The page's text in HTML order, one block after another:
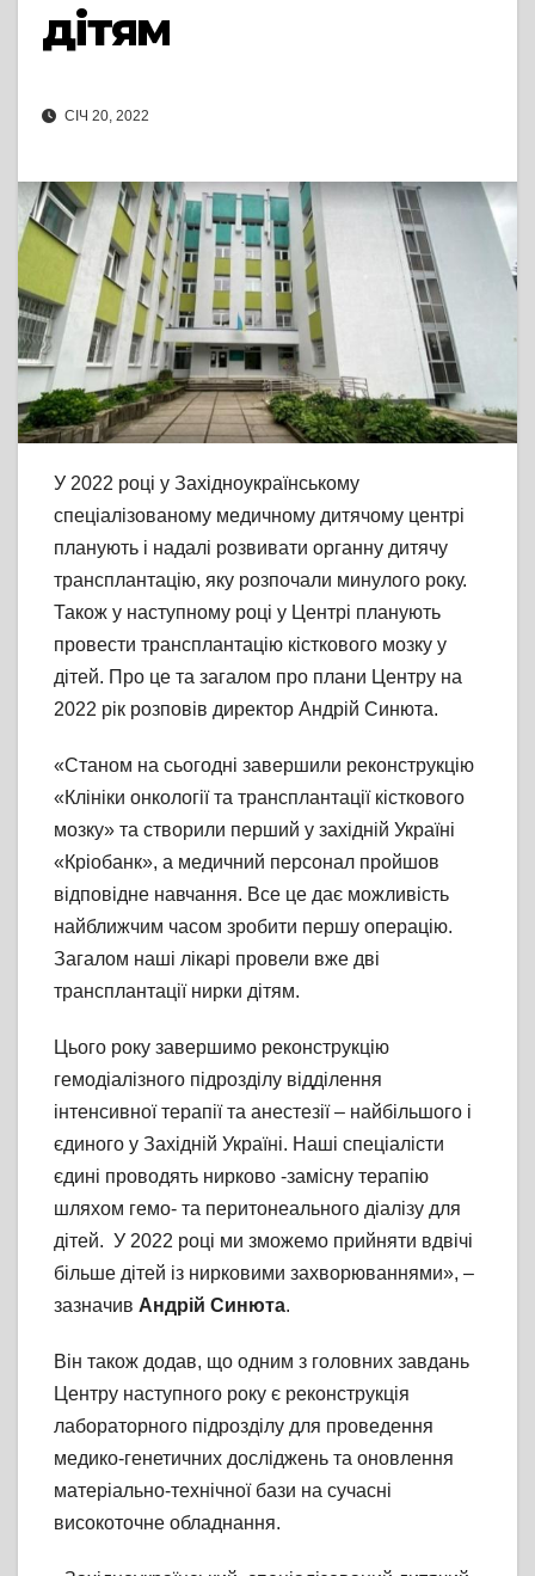
дітям
СІЧ 20, 2022
У 2022 році у Західноукраїнському
спеціалізованому медичному дитячому центрі
планують і надалі розвивати органну дитячу
трансплантацію, яку розпочали минулого року.
Також у наступному році у Центрі планують
провести трансплантацію кісткового мозку у
дітей. Про це та загалом про плани Центру на
2022 рік розповів директор Андрій Синюта.
«Станом на сьогодні завершили реконструкцію
«Клініки онкології та трансплантації кісткового
мозку» та створили перший у західній Україні
«Кріобанк», а медичний персонал пройшов
відповідне навчання. Все це дає можливість
найближчим часом зробити першу операцію.
Загалом наші лікарі провели вже дві
трансплантації нирки дітям.
Цього року завершимо реконструкцію
гемодіалізного підрозділу відділення
інтенсивної терапії та анестезії – найбільшого і
єдиного у Західній Україні. Наші спеціалісти
єдині проводять нирково -замісну терапію
шляхом гемо- та перитонеального діалізу для
дітей. У 2022 році ми зможемо прийняти вдвічі
більше дітей із нирковими захворюваннями», –
зазначив Андрій Синюта.
Він також додав, що одним з головних завдань
Центру наступного року є реконструкція
лабораторного підрозділу для проведення
медико-генетичних досліджень та оновлення
матеріально-технічної бази на сучасні
високоточне обладнання.